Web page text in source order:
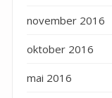
november 2016
oktober 2016
mai 2016